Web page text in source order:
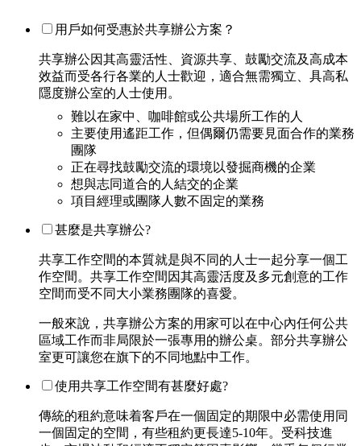
用戶如何受惠於共享辦公方案？
共享辦公因其高靈活性、資源共享、鼓勵交流及高成本
效益而受各行各業的人士歡迎，適合無需獨立、具高私
隱度辦公室的人士使用。
難以在家中、咖啡館或公共場所工作的人
主要使用遙距工作，但偶爾仍需要見面合作的業務
團隊
正在尋找鼓勵交流的環境以發掘商機的企業
想與志同道合的人結交的企業
項目經理或團隊人數不固定的業務
甚麼是共享辦公?
共享工作空間的本質就是與不同的人士一起分享一個工
作空間。共享工作空間因其高靈活度及多元創意的工作
空間而受不同大小業務團隊的喜愛。
一般來說，共享辦公方案的用家可以在中心內任何公共
區域工作而非局限於一張專用的辦公桌。部分共享辦公
室更可讓您在旗下的不同地點中工作。
使用共享工作空間有甚麼好處?
傳統的租約意味着客戶在一個固定的期限中必需使用同
一個固定的空間，有些租約更長達5-10年。受科技進